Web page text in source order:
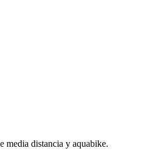
media distancia y aquabike.